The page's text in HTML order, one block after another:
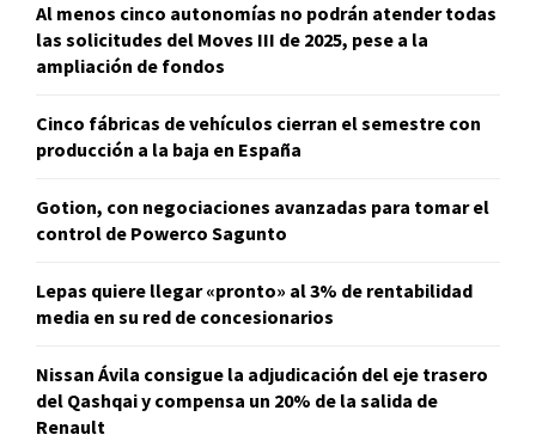
Al menos cinco autonomías no podrán atender todas
las solicitudes del Moves III de 2025, pese a la
ampliación de fondos
Cinco fábricas de vehículos cierran el semestre con
producción a la baja en España
Gotion, con negociaciones avanzadas para tomar el
control de Powerco Sagunto
Lepas quiere llegar «pronto» al 3% de rentabilidad
media en su red de concesionarios
Nissan Ávila consigue la adjudicación del eje trasero
del Qashqai y compensa un 20% de la salida de
Renault